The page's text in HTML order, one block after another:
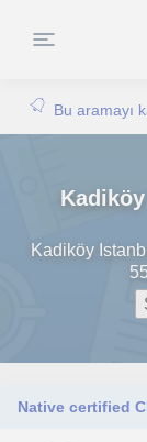
Bu aramayı
Kadiköy